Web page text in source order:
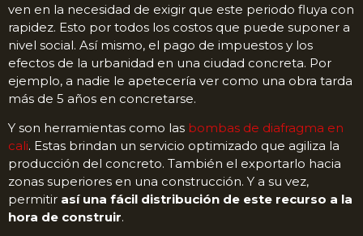
ven en la necesidad de exigir que este periodo fluya con
rapidez. Esto por todos los costos que puede suponer a
nivel social. Así mismo, el pago de impuestos y los
efectos de la urbanidad en una ciudad concreta. Por
ejemplo, a nadie le apetecería ver como una obra tarda
más de 5 años en concretarse.
Y son herramientas como las bombas de diafragma en
cali. Estas brindan un servicio optimizado que agiliza la
producción del concreto. También el exportarlo hacia
zonas superiores en una construcción. Y a su vez,
permitir así una fácil distribución de este recurso a la
hora de construir.